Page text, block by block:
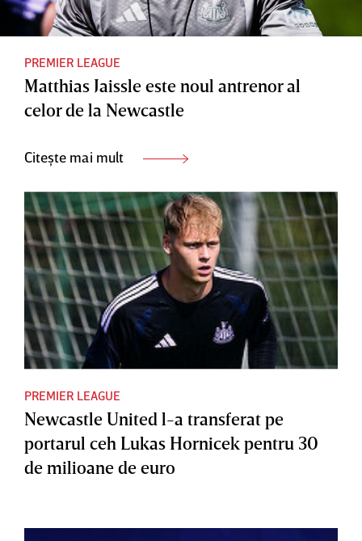
PREMIER LEAGUE
Matthias Jaissle este noul antrenor al
celor de la Newcastle
Citește mai mult
PREMIER LEAGUE
Newcastle United l-a transferat pe
portarul ceh Lukas Hornicek pentru 30
de milioane de euro